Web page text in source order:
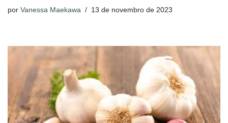
por Vanessa Maekawa 13 de novembro de 2023